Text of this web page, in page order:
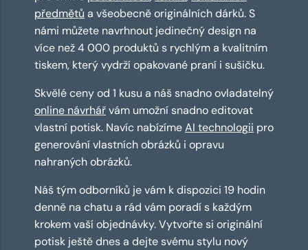
předmětů a všeobecně originálních dárků. S
námi můžete navrhnout jedinečný design na
více než 4 000 produktů s rychlým a kvalitním
tiskem, který vydrží opakované praní i sušičku.
Skvělé ceny od 1 kusu a náš snadno ovladatelný
online návrhářvám umožní snadno editovat
vlastní potisk. Navíc nabízímeAI technologii pro
generování vlastních obrázků i opravu
nahraných obrázků.
Náš tým odborníků je vám k dispozici 19 hodin
denně na chatu a rád vám poradí s každým
krokem vaší objednávky. Vytvořte si originální
potisk ještě dnes a dejte svému stylu nový